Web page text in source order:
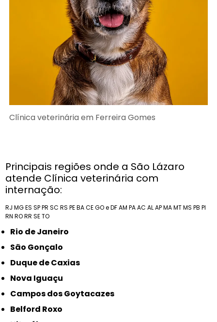
Clínica veterinária em Ferreira Gomes
Principais regiões onde a São Lázaro
atende Clínica veterinária com
internação:
RJ MGES SPPR SC RS PEBACEGO e DFAM PAAC ALAPMAMTMS PB PI
RN RORR SETO
Rio de Janeiro
São Gonçalo
Duque de Caxias
Nova Iguaçu
Campos dos Goytacazes
Belford Roxo